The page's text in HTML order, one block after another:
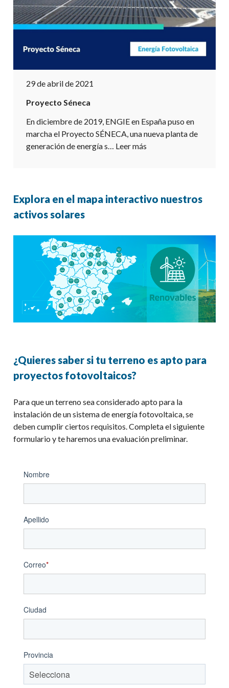
29 de abril de 2021
Proyecto Séneca
En diciembre de 2019, ENGIE en España puso en
marcha el Proyecto SÉNECA, una nueva planta de
generación de energía s… Leer más
Explora en el mapa interactivo nuestros
activos solares
¿Quieres saber si tu terreno es apto para
proyectos fotovoltaicos?
Para que un terreno sea considerado apto para la
instalación de un sistema de energía fotovoltaica, se
deben cumplir ciertos requisitos. Completa el siguiente
formulario y te haremos una evaluación preliminar.
Nombre
Apellido
Correo*
Ciudad
Provincia